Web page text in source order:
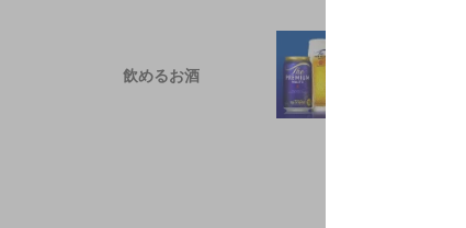
飲めるお酒